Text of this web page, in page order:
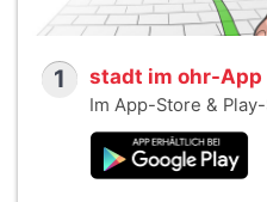
1 stadt im ohr-
Im App-Store &